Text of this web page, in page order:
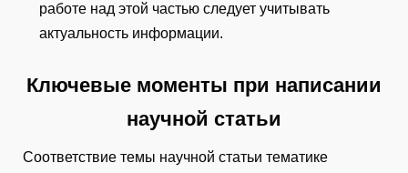
работе над этой частью следует учитывать
актуальность информации.
Ключевые моменты при написании
научной статьи
Соответствие темы научной статьи тематике